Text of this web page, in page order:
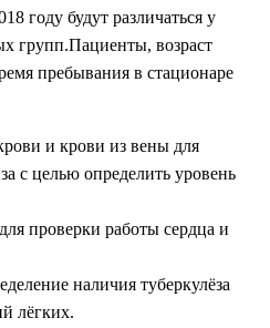
году будут различаться у
групп.Пациенты, возраст
пребывания в стационаре
и крови из вены для
с целью определить уровень
проверки работы сердца и
наличия туберкулёза
лёгких.